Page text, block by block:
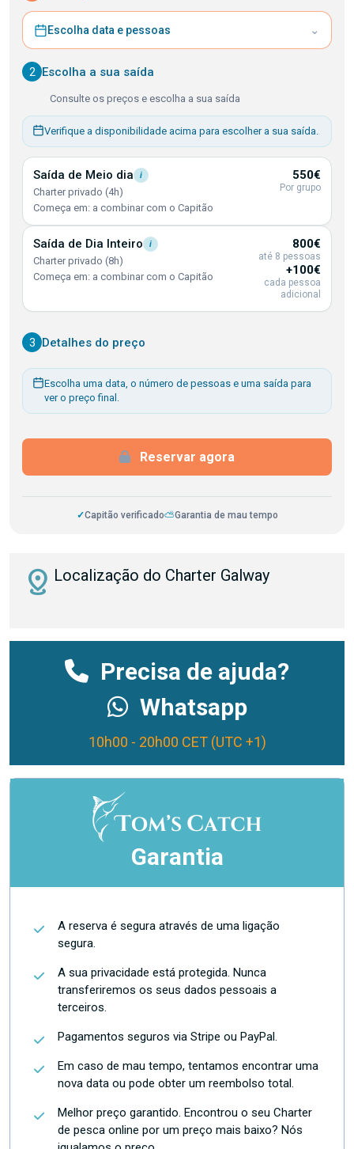
Escolha data e pessoas ⌄
2 Escolha a sua saída
Consulte os preços e escolha a sua saída
Verifique a disponibilidade acima para escolher a sua saída.
Saída de Meio dia i
Charter privado (4h)
Começa em: a combinar com o Capitão
550€
Por grupo
Saída de Dia Inteiro i
Charter privado (8h)
Começa em: a combinar com o Capitão
800€
até 8 pessoas
+100€
cada pessoa
adicional
3 Detalhes do preço
Escolha uma data, o número de pessoas e uma saída para
ver o preço final.
Reservar agora
✓Capitão verificado⛅Garantia de mau tempo
distance Localização do Charter Galway
Precisa de ajuda?
Whatsapp
10h00 - 20h00 CET (UTC +1)
Garantia
A reserva é segura através de uma ligação
segura.
A sua privacidade está protegida. Nunca
transferiremos os seus dados pessoais a
terceiros.
Pagamentos seguros via Stripe ou PayPal.
Em caso de mau tempo, tentamos encontrar uma
nova data ou pode obter um reembolso total.
Melhor preço garantido. Encontrou o seu Charter
de pesca online por um preço mais baixo? Nós